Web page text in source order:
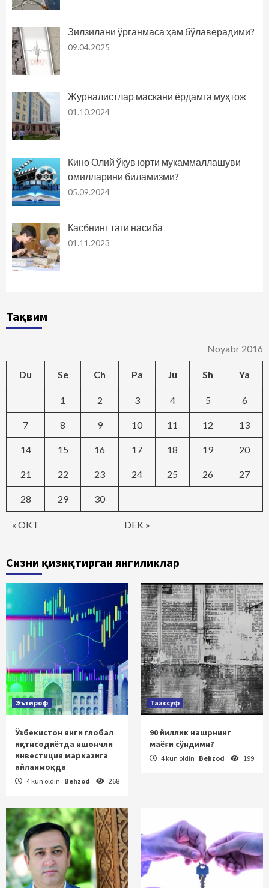
Зилзилани ўрганмаса ҳам бўлаверадими?
09.04.2025
Журналистлар маскани ёрдамга муҳтож
01.10.2024
Кино Олий ўқув юрти мукаммаллашуви
омилларини биламизми?
05.09.2024
Касбнинг таги насиба
01.11.2023
Тақвим
Noyabr 2016
Du Se Ch Pa Ju Sh Ya
« OKT DEK »
1 2 3 4 5 6
7 8 9 10 11 12 13
14 15 16 17 18 19 20
21 22 23 24 25 26 27
28 29 30
Сизни қизиқтирган янгиликлар
Эътироф
Ўзбекистон янги глобал
иқтисодиётда ишончли
инвестиция марказига
айланмоқда
4 kun oldin Behzod 268
Таассуф
90 йиллик нашрнинг
маёғи сўндими?
4 kun oldin Behzod 199